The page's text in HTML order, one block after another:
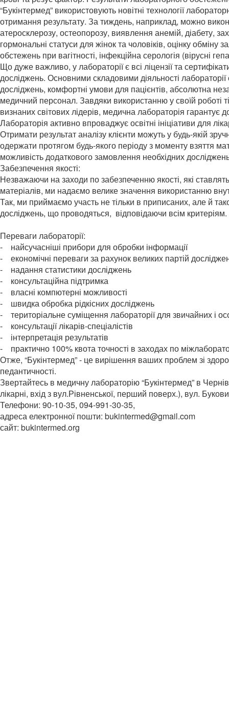
“Букінтермед” використовують новітні технології
отримання результату. За тиждень, наприклад, можно
атеросклерозу, остеопорозу, виявлення анемій, діабету,
гормональні статуси для жінок та чоловіків, оцінку
обстежень при вагітності, інфекційна серологія (вірусні
Що дуже важливо, у лабораторії є всі ліцензії та
досліджень. Основними складовими діяльності
досліджень, комфортні умови для пацієнтів, абсолютна
медичний персонал. Завдяки використанню у своїй роботі
визнаних світових лідерів, медична лабораторія гарантує
Лабораторія активно впроваджує освітні ініціативи для
Отримати результат аналізу клієнти можуть у будь-якій
одержати протягом будь-якого періоду з моменту взяття
можливість додаткового замовлення необхідних
Забезпечення якості:
Незважаючи на заходи по забезпеченню якості, які
матеріалів, ми надаємо велике значення використанню
Так, ми приймаємо участь не тільки в приписаних, але й
досліджень, що проводяться, відповідаючи всім критеріям.
Переваги лабораторії:
- найсучасніші прибори для обробки інформації
- економічні переваги за рахунок великих партій
- надання статистики досліджень
- консультаційна підтримка
- власні компютерні можливості
- швидка обробка рідкісних досліджень
- територіальне суміщення лабораторії для звичайних і
- консультації лікарів-спеціалістів
- інтерпретація результатів
- практично 100% квота точності в заходах по
Отже, “Букінтермед” - це вирішення ваших проблем зі
педантичності.
Звертайтесь в медичну лабораторію “Букінтермед” в
лікарні, вхід з вул.Рівненської, перший поверх.), вул.
Телефони: 90-10-35, 094-991-30-35,
адреса електронної пошти: bukintermed@gmail.com
сайт: bukintermed.org